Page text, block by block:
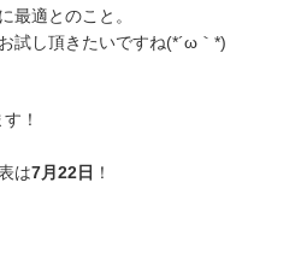
適とのこと。
試し頂きたいですね(*´ω｀*)
！
は7月22日 ！